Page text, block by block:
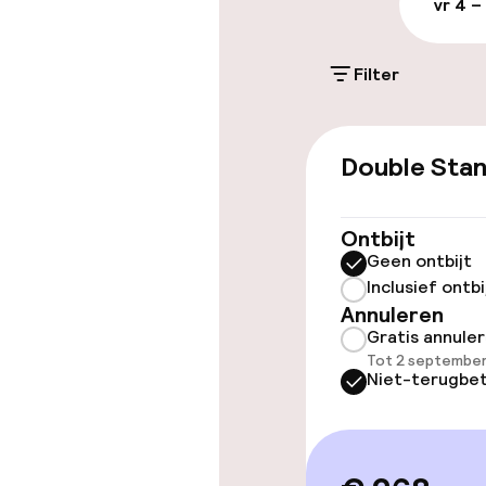
terrein
Gratis parkeren
Overal
Lift
Zwemmen &
Zoetwater
Filter
Double
Ontbijt
Geen ontbijt
Inclusief
Annuleren
Gratis
Tot 2
Niet-